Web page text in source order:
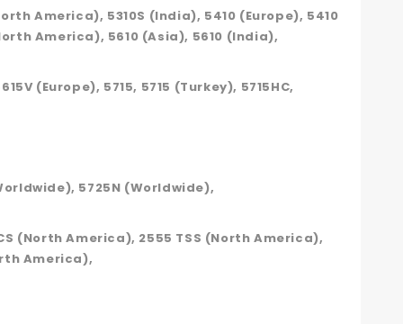
America), 5310S (India), 5410 (Europe), 5410
America), 5610 (Asia), 5610 (India),
(Europe), 5715, 5715 (Turkey), 5715HC,
5725N (Worldwide),
(North America), 2555 TSS (North America),
America),